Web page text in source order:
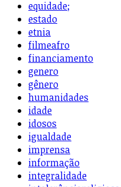
equidade;
estado
etnia
filmeafro
financiamento
genero
gênero
humanidades
idade
idosos
igualdade
imprensa
informação
integralidade